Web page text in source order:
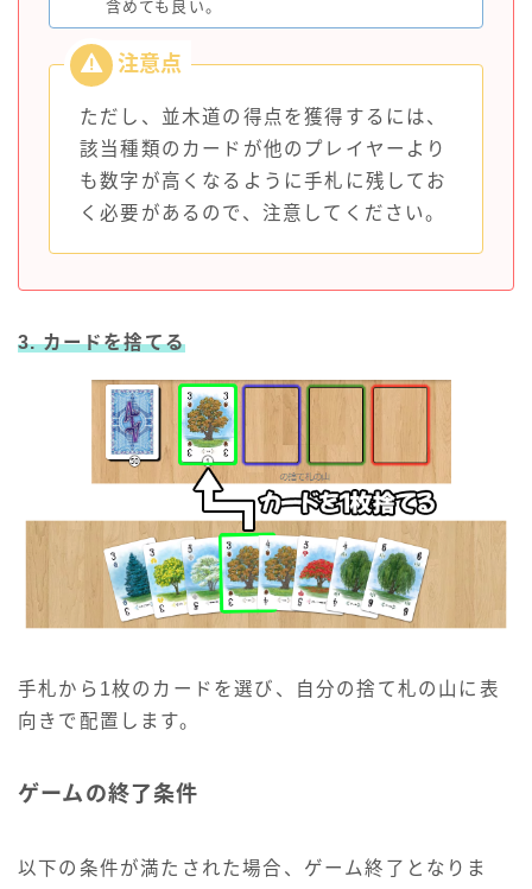
含めても良い。
ただし、並木道の得点を獲得するには、
該当種類のカードが他のプレイヤーより
も数字が高くなるように手札に残してお
く必要があるので、注意してください。
3. カードを捨てる
手札から1枚のカードを選び、自分の捨て札の山に表
向きで配置します。
ゲームの終了条件
以下の条件が満たされた場合、ゲーム終了となりま